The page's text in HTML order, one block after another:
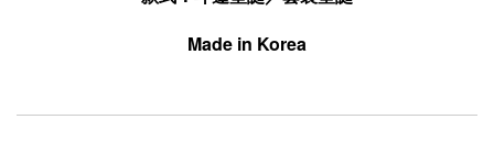
Made in Korea